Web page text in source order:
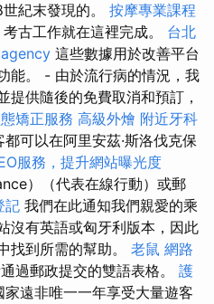
紀末發現的。 按摩專業課程
古工作就在這裡完成。 台北
這些數據用於改善平台
能。 - 由於流行病的情況，我
提供隨後的免費取消和預訂，
矯正服務 高級外燴 附近牙科
可以在阿里安茲·斯洛伐克保
服務，提升網站曝光度
）（代表在線行動）或郵
記 我們在此通知我們親愛的乘
沒有英語或匈牙利版本，因此
找到所需的幫助。 老鼠 網路
過郵政提交的雙語表格。 護
家遠非唯一一年享受大量遊客